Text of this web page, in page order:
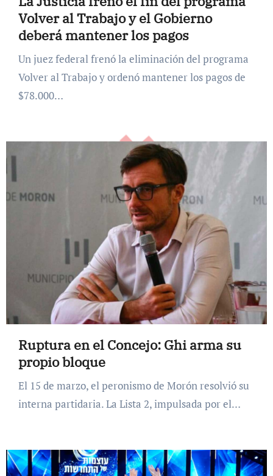
Volver al Trabajo y el Gobierno
deberá mantener los pagos
Un juez federal frenó la eliminación del programa
Volver al Trabajo y ordenó mantener los pagos de
$78.000…
Ruptura en el Concejo: Ghi arma su
propio bloque
El 15 de marzo, el peronismo de Morón resolvió su
interna partidaria. La Lista 2, impulsada por el…